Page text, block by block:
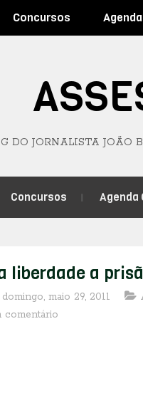
Concursos
DO JORNALISTA JOÃO
Concursos Agenda
liberdade a
domingo, maio 29, 2011
comentário